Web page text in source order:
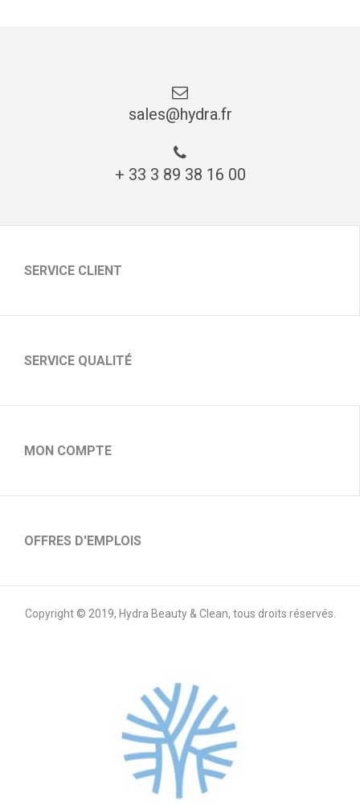
sales@hydra.fr
+ 33 3 89 38 16 00
SERVICE CLIENT
SERVICE QUALITÉ
MON COMPTE
OFFRES D'EMPLOIS
Copyright © 2019, Hydra Beauty & Clean, tous droits réservés.